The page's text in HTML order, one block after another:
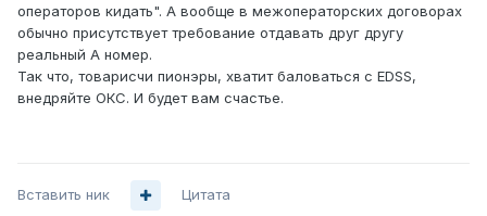
операторов кидать". А вообще в межоператорских договорах
обычно присутствует требование отдавать друг другу
реальный А номер.
Так что, товарисчи пионэры, хватит баловаться с EDSS,
внедряйте ОКС. И будет вам счастье.
Вставить ник Цитата